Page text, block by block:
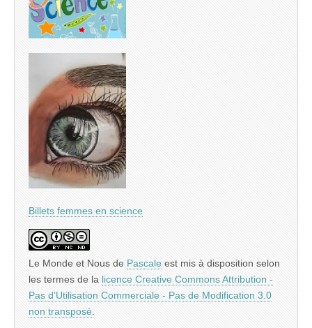
Billets femmes en science
Le Monde et Nous de Pascale est mis à disposition selon
les termes de la licence Creative Commons Attribution -
Pas d’Utilisation Commerciale - Pas de Modification 3.0
non transposé